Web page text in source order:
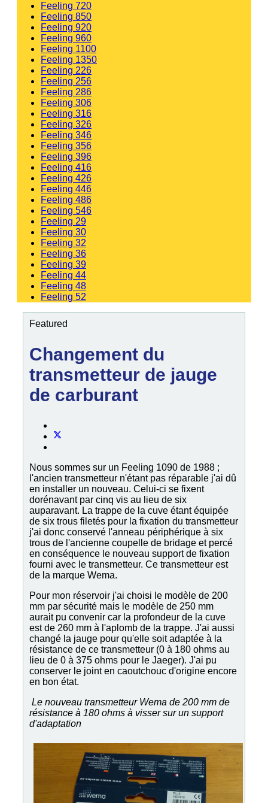
Feeling 720
Feeling 850
Feeling 920
Feeling 960
Feeling 1100
Feeling 1350
Feeling 226
Feeling 256
Feeling 286
Feeling 306
Feeling 316
Feeling 326
Feeling 346
Feeling 356
Feeling 396
Feeling 416
Feeling 426
Feeling 446
Feeling 486
Feeling 546
Feeling 29
Feeling 30
Feeling 32
Feeling 36
Feeling 39
Feeling 44
Feeling 48
Feeling 52
Featured
Changement du
transmetteur de jauge
de carburant
Nous sommes sur un Feeling 1090 de 1988 ;
l'ancien transmetteur n'étant pas réparable j'ai dû
en installer un nouveau. Celui-ci se fixent
dorénavant par cinq vis au lieu de six
auparavant. La trappe de la cuve étant équipée
de six trous filetés pour la fixation du transmetteur
j'ai donc conservé l'anneau périphérique à six
trous de l'ancienne coupelle de bridage et percé
en conséquence le nouveau support de fixation
fourni avec le transmetteur. Ce transmetteur est
de la marque Wema.
Pour mon réservoir j'ai choisi le modèle de 200
mm par sécurité mais le modèle de 250 mm
aurait pu convenir car la profondeur de la cuve
est de 260 mm à l'aplomb de la trappe. J'ai aussi
changé la jauge pour qu'elle soit adaptée à la
résistance de ce transmetteur (0 à 180 ohms au
lieu de 0 à 375 ohms pour le Jaeger). J'ai pu
conserver le joint en caoutchouc d'origine encore
en bon état.
Le nouveau transmetteur Wema de 200 mm de
résistance à 180 ohms à visser sur un support
d'adaptation